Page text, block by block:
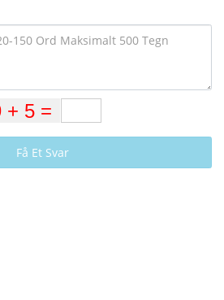
Få Et Svar